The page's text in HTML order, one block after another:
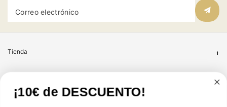
Correo electrónico
Tienda
¡10€ de DESCUENTO!